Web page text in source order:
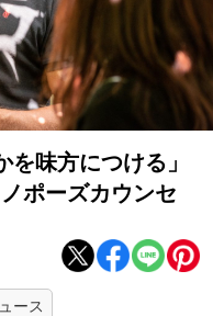
を味方につける」
ポーズカウンセ
ース